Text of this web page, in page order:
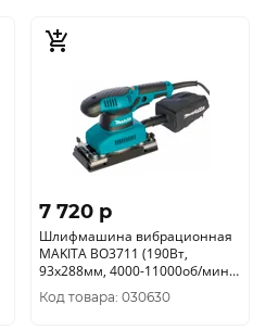
7 720 p
Шлифмашина вибрационная
MAKITA BO3711 (190Вт,
93х288мм, 4000-11000об/мин.
ампл. 2, 6мм.)
Код товара: 030630